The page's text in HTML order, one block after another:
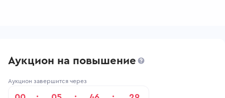
Аукцион на повышение
Аукцион завершится через